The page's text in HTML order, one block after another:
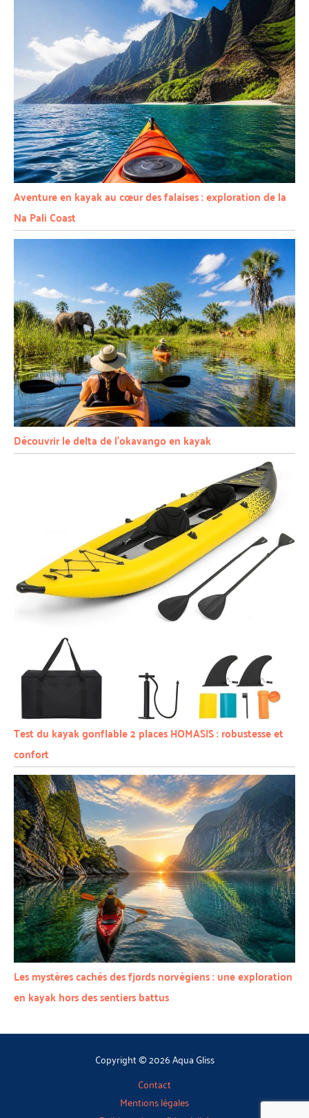
Aventure en kayak au cœur des falaises : exploration de la
Na Pali Coast
Découvrir le delta de l’okavango en kayak
Test du kayak gonflable 2 places HOMASIS : robustesse et
confort
Les mystères cachés des fjords norvégiens : une exploration
en kayak hors des sentiers battus
Copyright © 2026 Aqua Gliss
Contact
Mentions légales